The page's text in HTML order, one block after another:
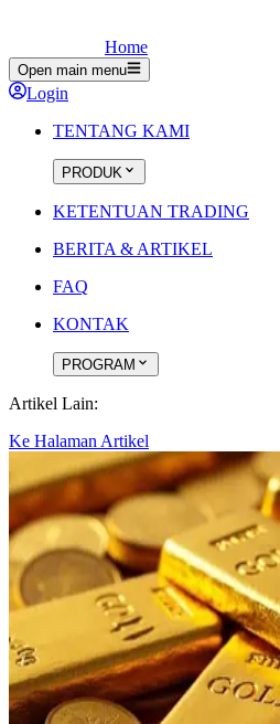
Home
Open main menu
Login
TENTANG KAMI
PRODUK
KETENTUAN TRADING
BERITA & ARTIKEL
FAQ
KONTAK
PROGRAM
Artikel Lain:
Ke Halaman Artikel